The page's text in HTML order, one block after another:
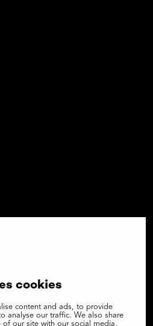
cookies
content and ads, to provide
analyse our traffic. We also share
our site with our social media,